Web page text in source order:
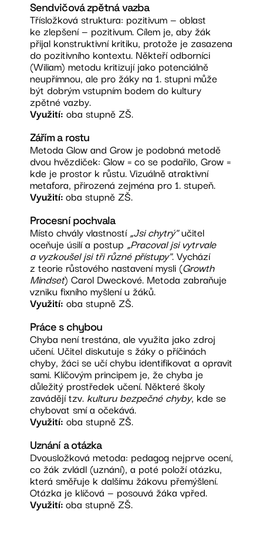
Sendvičová zpětná vazba
Třísložková struktura: pozitivum — oblast
ke zlepšení — pozitivum. Cílem je, aby žák
přijal konstruktivní kritiku, protože je zasazena
do pozitivního kontextu. Někteří odborníci
(Wiliam) metodu kritizují jako potenciálně
neupřímnou, ale pro žáky na 1. stupni může
být dobrým vstupním bodem do kultury
zpětné vazby.
Využití: oba stupně ZŠ.
Zářím a rostu
Metoda Glow and Grow je podobná metodě
dvou hvězdiček: Glow = co se podařilo, Grow =
kde je prostor k růstu. Vizuálně atraktivní
metafora, přirozená zejména pro 1. stupeň.
Využití:oba stupně ZŠ.
Procesní pochvala
Místo chvály vlastností„Jsi chytrý"učitel
oceňuje úsilí a postup „Pracoval jsi vytrvale
a vyzkoušel jsi tři různé přístupy". Vychází
z teorie růstového nastavení mysli (Growth
Mindset) Carol Dweckové. Metoda zabraňuje
vzniku fixního myšlení u žáků.
Využití: oba stupně ZŠ.
Práce s chybou
Chyba není trestána, ale využita jako zdroj
učení. Učitel diskutuje s žáky o příčinách
chyby, žáci se učí chybu identifikovat a opravit
sami. Klíčovým principem je, že chyba je
důležitý prostředek učení. Některé školy
zavádějí tzv. kulturu bezpečné chyby, kde se
chybovat smí a očekává.
Využití: oba stupně ZŠ.
Uznání a otázka
Dvousložková metoda: pedagog nejprve ocení,
co žák zvládl (uznání), a poté položí otázku,
která směřuje k dalšímu žákovu přemýšlení.
Otázka je klíčová — posouvá žáka vpřed.
Využití:oba stupně ZŠ.